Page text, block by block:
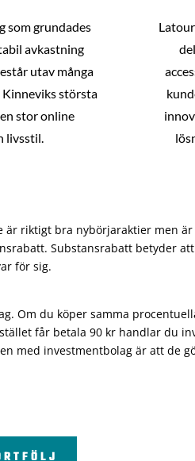
som grundades
avkastning
utav många
Kinneviks största
stor online
livsstil.
riktigt bra nybörjaraktier men
Substansrabatt betyder
för sig.
Om du köper samma
får betala 90 kr handlar du
med investmentbolag är att de